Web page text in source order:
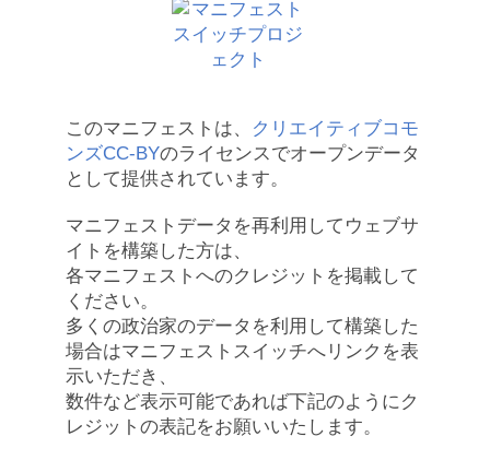
このマニフェストは、
クリエイティブコモ
ンズCC-BYのライセンスでオープンデータ
として提供されています。
マニフェストデータを再利用してウェブサ
イトを構築した方は、
各マニフェストへのクレジットを掲載して
ください。
多くの政治家のデータを利用して構築した
場合はマニフェストスイッチへリンクを表
示いただき、
数件など表示可能であれば下記のようにク
レジットの表記をお願いいたします。